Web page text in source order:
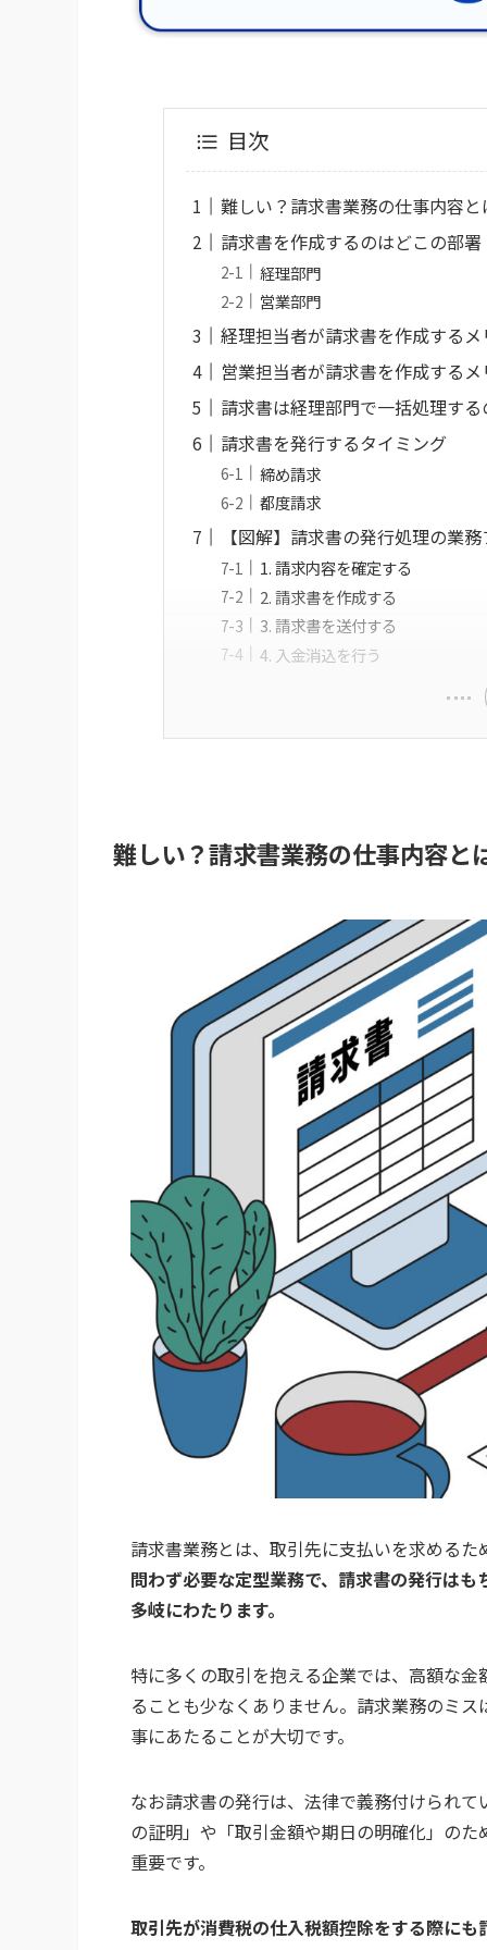
目次
難しい？請求書業務の仕事内容と
請求書を作成するのはどこの部
経理部門
営業部門
経理担当者が請求書を作成する
営業担当者が請求書を作成する
請求書は経理部門で一括処理す
請求書を発行するタイミング
締め請求
都度請求
【図解】請求書の発行処理の業
1. 請求内容を確定する
2. 請求書を作成する
3. 請求書を送付する
4. 入金消込を行う
難しい？請求書業務の仕事内容と
請求書業務とは、取引先に支払いを求める
問わず必要な定型業務で、請求書の発行は
多岐にわたります。
特に多くの取引を抱える企業では、高額な
ることも少なくありません。請求業務のミ
事にあたることが大切です。
なお請求書の発行は、法律で義務付けられ
の証明」や「取引金額や期日の明確化」の
重要です。
取引先が消費税の仕入税額控除をする際に